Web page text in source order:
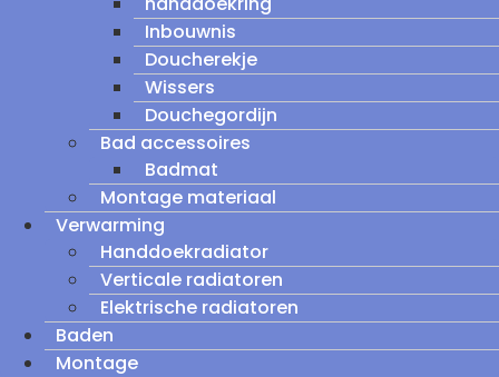
Inbouwnis
Doucherekje
Wissers
Douchegordijn
Bad accessoires
Badmat
Montage materiaal
Verwarming
Handdoekradiator
Verticale radiatoren
Elektrische radiatoren
Baden
Montage